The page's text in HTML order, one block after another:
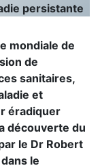
persistante
mondiale de
de
sanitaires,
et
éradiquer
découverte du
le Dr Robert
le